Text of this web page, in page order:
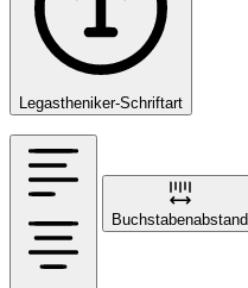
Legastheniker-Schriftart
Buchstabenabstand